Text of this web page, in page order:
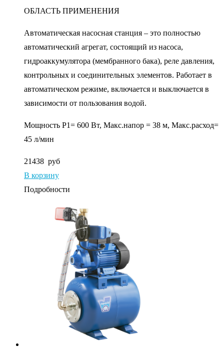
ОБЛАСТЬ ПРИМЕНЕНИЯ
Автоматическая насосная станция – это полностью
автоматический агрегат, состоящий из насоса,
гидроаккумулятора (мембранного бака), реле давления,
контрольных и соединительных элементов. Работает в
автоматическом режиме, включается и выключается в
зависимости от пользования водой.
Мощность P1= 600 Вт, Макс.напор = 38 м, Макс.расход=
45 л/мин
21438 руб
В корзину
Подробности